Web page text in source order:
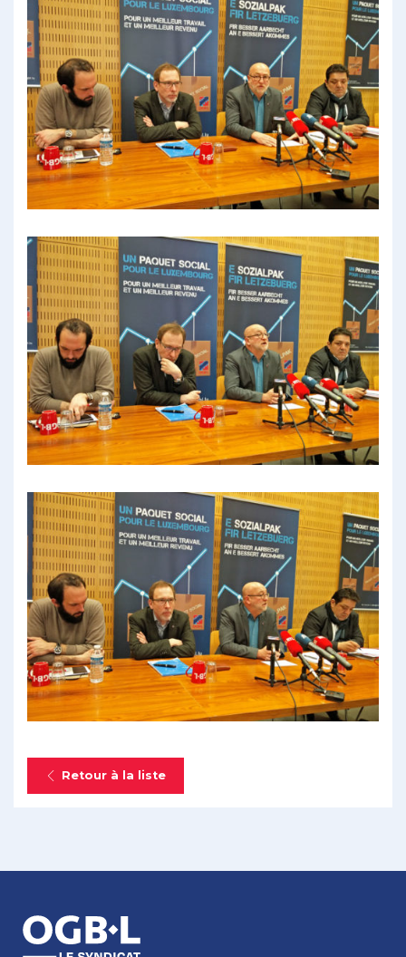
Retour à la liste